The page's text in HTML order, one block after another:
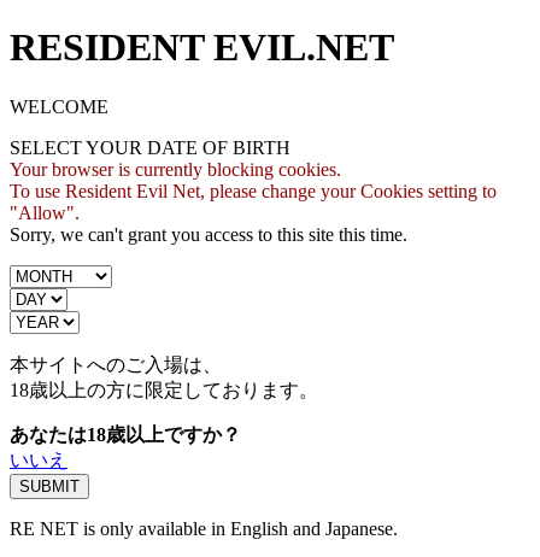
RESIDENT EVIL.NET
WELCOME
SELECT YOUR DATE OF BIRTH
Your browser is currently blocking cookies.
To use Resident Evil Net, please change your Cookies setting to
"Allow".
Sorry, we can't grant you access to this site this time.
本サイトへのご入場は、
18歳以上の方に限定しております。
あなたは18歳以上ですか？
いいえ
RE NET is only available in English and Japanese.